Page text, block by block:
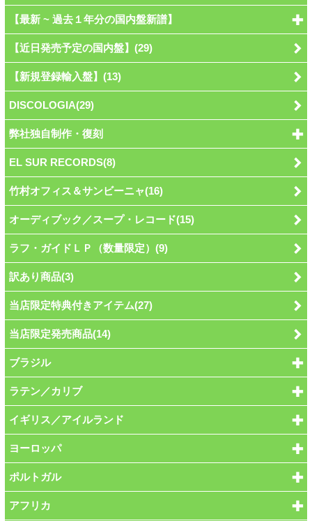
【最新 ~ 過去１年分の国内盤新譜】
【近日発売予定の国内盤】(29)
【新規登録輸入盤】(13)
DISCOLOGIA(29)
弊社独自制作・復刻
EL SUR RECORDS(8)
竹村オフィス＆サンビーニャ(16)
オーディブック／スープ・レコード(15)
ラフ・ガイドＬＰ（数量限定）(9)
訳あり商品(3)
当店限定特典付きアイテム(27)
当店限定発売商品(14)
ブラジル
ラテン／カリブ
イギリス／アイルランド
ヨーロッパ
ポルトガル
アフリカ